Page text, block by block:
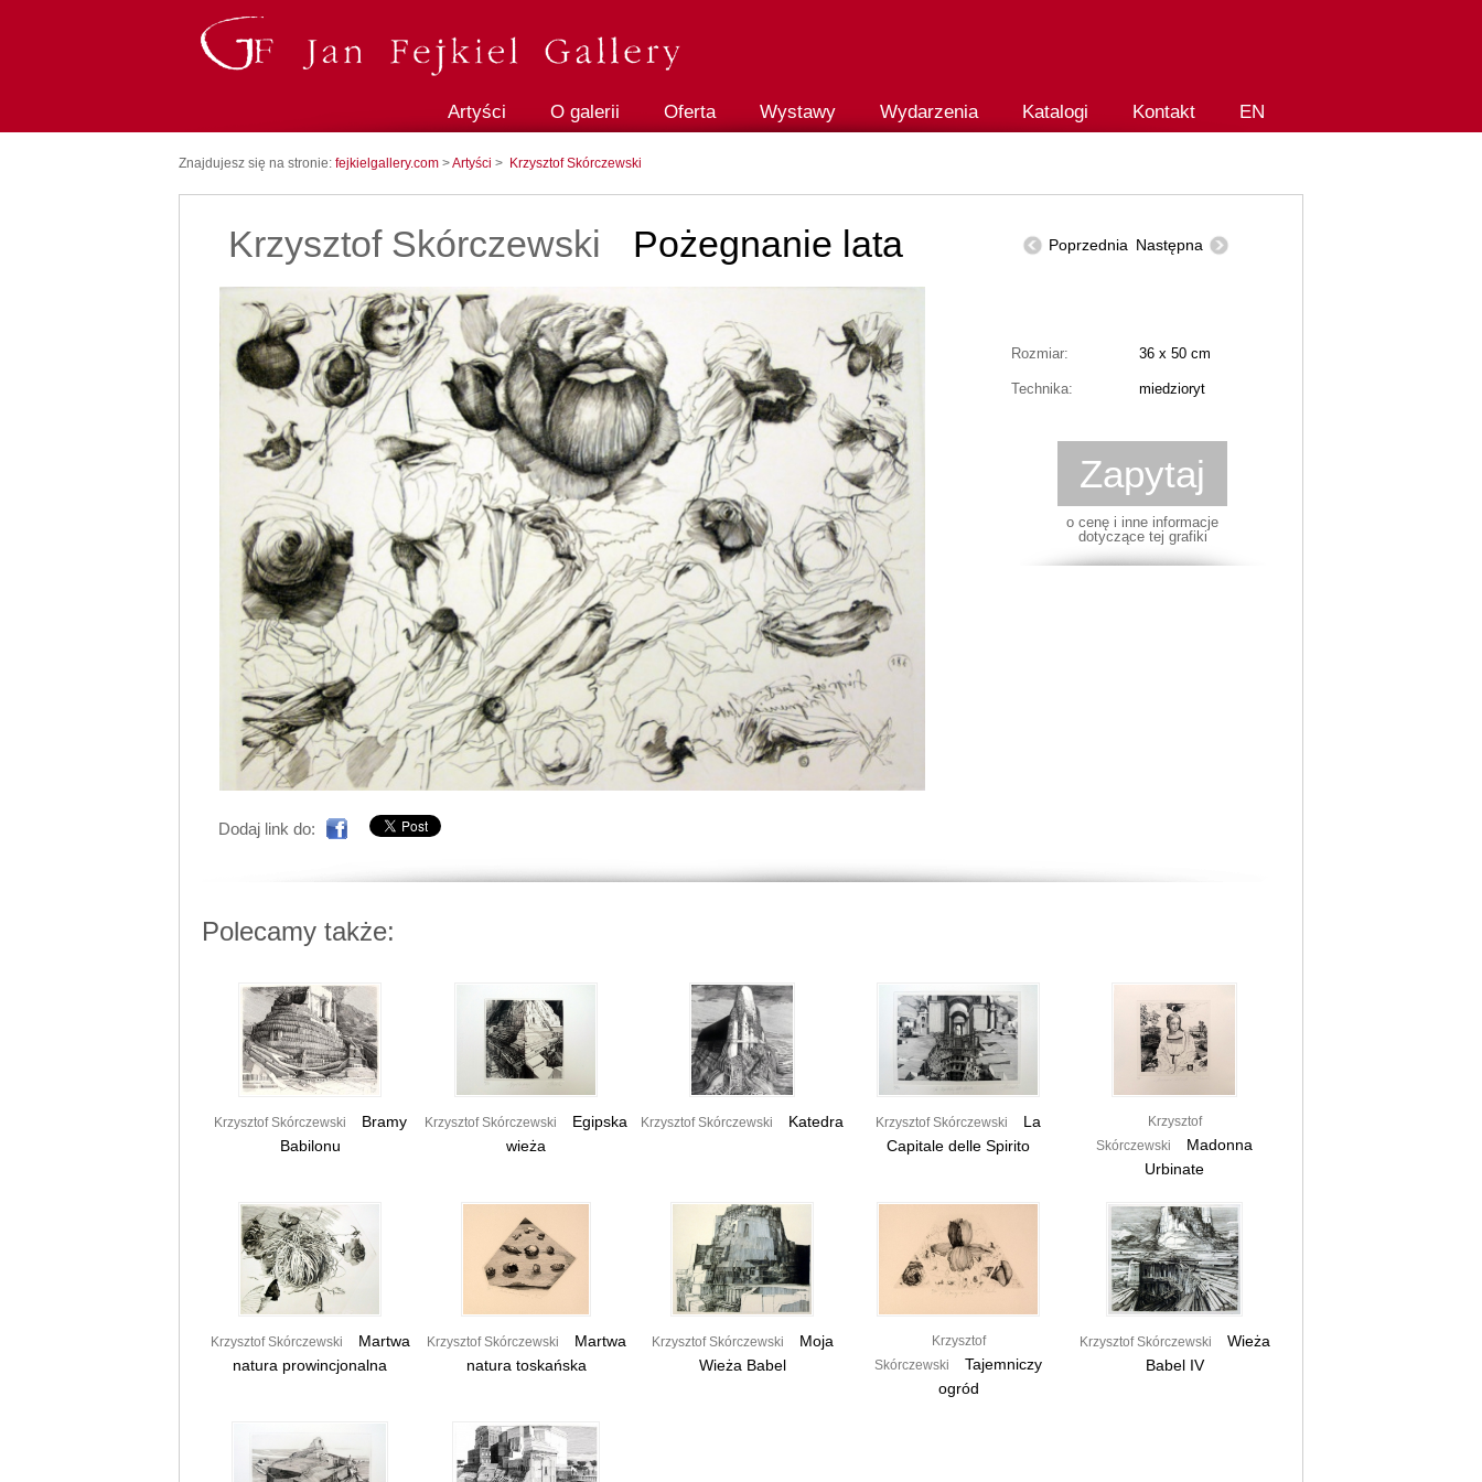
Artyści O galerii Oferta Wystawy Wydarzenia Katalogi Kontakt EN
Znajdujesz się na stronie: fejkielgallery.com >Artyści > Krzysztof Skórczewski
Poprzednia Następna
Krzysztof Skórczewski Pożegnanie lata
Rozmiar: 36 x 50 cm
Technika: miedzioryt
Zapytaj
o cenę i inne informacje
dotyczące tej grafiki
Dodaj link do:
Polecamy także:
Krzysztof Skórczewski
Bramy
Babilonu
Krzysztof Skórczewski
Egipska
wieża
Krzysztof Skórczewski Katedra Krzysztof Skórczewski
La
Capitale delle Spirito
Krzysztof
Skórczewski
Madonna
Urbinate
Krzysztof Skórczewski
Martwa
natura prowincjonalna
Krzysztof Skórczewski
Martwa
natura toskańska
Krzysztof Skórczewski
Moja
Wieża Babel
Krzysztof
Skórczewski
Tajemniczy
ogród
Krzysztof Skórczewski
Wieża
Babel IV